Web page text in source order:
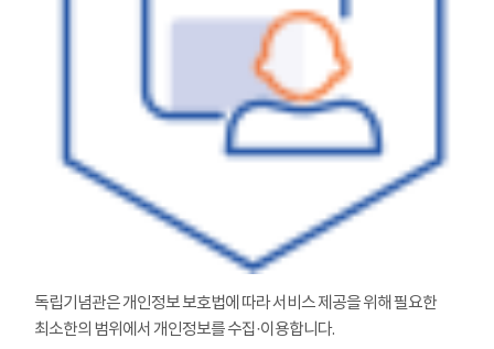
독립기념관은 개인정보 보호법에 따라 서비스 제공을 위해 필요한
최소한의 범위에서 개인정보를 수집·이용합니다.